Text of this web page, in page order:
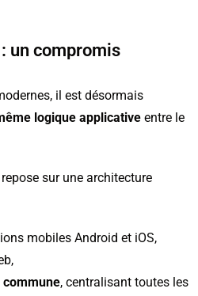
un compromis
il est désormais
logique applicative entre le
repose sur une architecture
mobiles Android et iOS,
commune, centralisant toutes les